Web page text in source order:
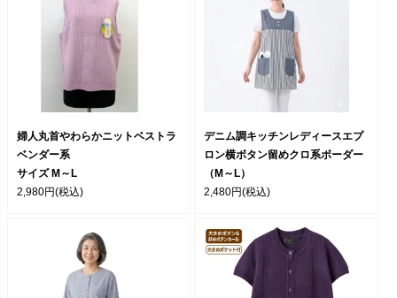
婦人丸首やわらかニットベストラ
ベンダー系
サイズ M～L
2,980円(税込)
デニム調キッチンレディースエプ
ロン横ボタン留めクロ系ボーダー
（M～L）
2,480円(税込)